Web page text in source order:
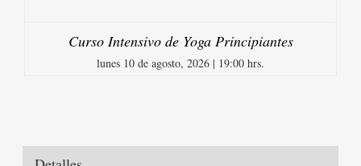
Curso Intensivo de Yoga Principiantes
lunes 10 de agosto, 2026 | 19:00 hrs.